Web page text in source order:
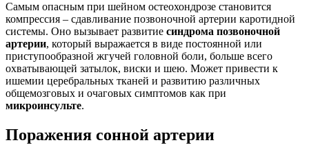
Самым опасным при шейном остеохондрозе становится
компрессия – сдавливание позвоночной артерии каротидной
системы. Оно вызывает развитие синдрома позвоночной
артерии, который выражается в виде постоянной или
приступообразной жгучей головной боли, больше всего
охватывающей затылок, виски и шею. Может привести к
ишемии церебральных тканей и развитию различных
общемозговых и очаговых симптомов как при
микроинсульте.
Поражения сонной артерии